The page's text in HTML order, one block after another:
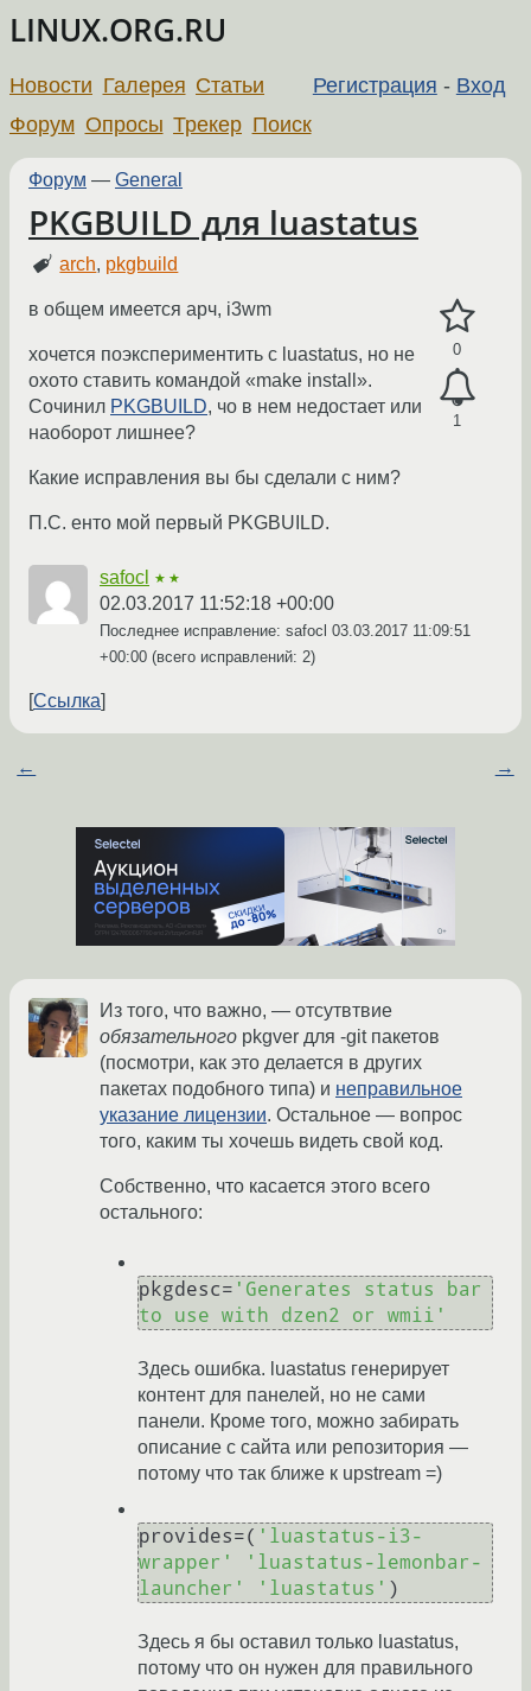
LINUX.ORG.RU
Регистрация - Вход
Новости Галерея Статьи
Форум Опросы Трекер Поиск
Форум — General
PKGBUILD для luastatus
arch, pkgbuild
0
1
в общем имеется арч, i3wm
хочется поэкспериментить с luastatus, но не
охото ставить командой «make install».
Сочинил PKGBUILD, чо в нем недостает или
наоборот лишнее?
Какие исправления вы бы сделали с ним?
П.С. енто мой первый PKGBUILD.
safocl ★★
02.03.2017 11:52:18 +00:00
Последнее исправление: safocl 03.03.2017 11:09:51
+00:00 (всего исправлений: 2)
Ссылка
← →
Из того, что важно, — отсутвтвие
обязательного pkgver для -git пакетов
(посмотри, как это делается в других
пакетах подобного типа) и неправильное
указание лицензии. Остальное — вопрос
того, каким ты хочешь видеть свой код.
Собственно, что касается этого всего
остального:
pkgdesc= 'Generates status bar
to use with dzen2 or wmii'
Здесь ошибка. luastatus генерирует
контент для панелей, но не сами
панели. Кроме того, можно забирать
описание с сайта или репозитория —
потому что так ближе к upstream =)
provides=( 'luastatus-i3-
wrapper'
'luastatus-lemonbar-
launcher'
'luastatus'
Здесь я бы оставил только luastatus,
потому что он нужен для правильного